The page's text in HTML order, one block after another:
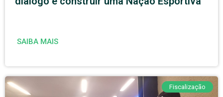
SAIBA MAIS
Fiscalização